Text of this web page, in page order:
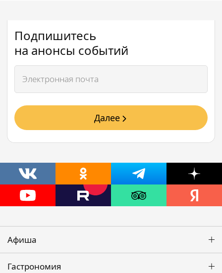
Подпишитесь
на анонсы событий
Далее
Афиша
Гастрономия